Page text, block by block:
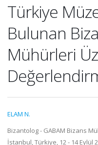
Türkiye
Bulunan
Mühürleri
ELAM N.
Bizantolog - GABAM Bizans
İstanbul, Türkiye, 12 - 14 Eylül